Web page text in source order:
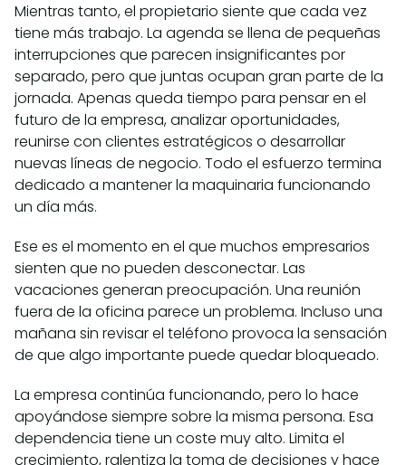
Mientras tanto, el propietario siente que cada vez
tiene más trabajo. La agenda se llena de pequeñas
interrupciones que parecen insignificantes por
separado, pero que juntas ocupan gran parte de la
jornada. Apenas queda tiempo para pensar en el
futuro de la empresa, analizar oportunidades,
reunirse con clientes estratégicos o desarrollar
nuevas líneas de negocio. Todo el esfuerzo termina
dedicado a mantener la maquinaria funcionando
un día más.
Ese es el momento en el que muchos empresarios
sienten que no pueden desconectar. Las
vacaciones generan preocupación. Una reunión
fuera de la oficina parece un problema. Incluso una
mañana sin revisar el teléfono provoca la sensación
de que algo importante puede quedar bloqueado.
La empresa continúa funcionando, pero lo hace
apoyándose siempre sobre la misma persona. Esa
dependencia tiene un coste muy alto. Limita el
crecimiento, ralentiza la toma de decisiones y hace